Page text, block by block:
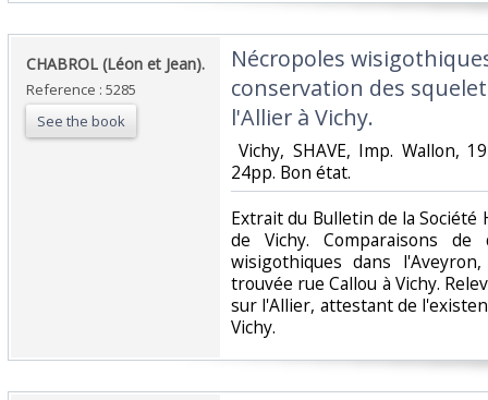
‎CHABROL (Léon et Jean).‎
Reference : 5285
See the book
‎Nécropoles
conservation des
l'Allier à Vichy. ‎
Vichy, SHAVE, Imp. Wallon,
24pp. Bon état.‎
‎Extrait du Bulletin de la
de Vichy. Comparaisons de
wisigothiques dans
trouvée rue Callou à Vichy.
sur l'Allier, attestant de
Vichy. ‎